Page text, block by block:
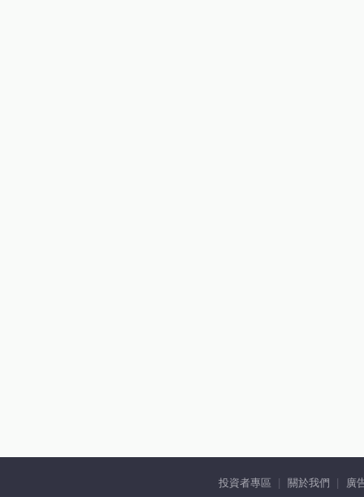
投資者專區 關於我們 廣